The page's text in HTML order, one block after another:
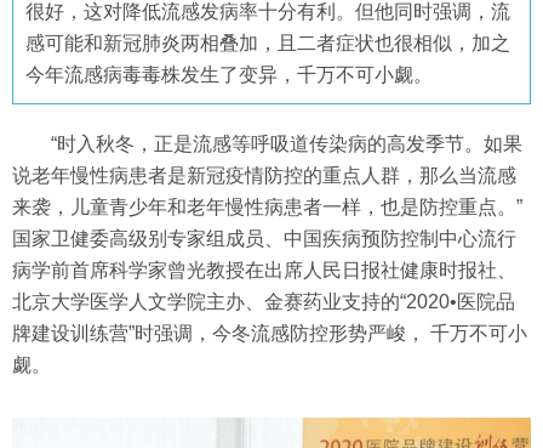
很好，这对降低流感发病率十分有利。但他同时强调，流
感可能和新冠肺炎两相叠加，且二者症状也很相似，加之
今年流感病毒毒株发生了变异，千万不可小觑。
“时入秋冬，正是流感等呼吸道传染病的高发季节。如果
说老年慢性病患者是新冠疫情防控的重点人群，那么当流感
来袭，儿童青少年和老年慢性病患者一样，也是防控重点。”
国家卫健委高级别专家组成员、中国疾病预防控制中心流行
病学前首席科学家曾光教授在出席人民日报社健康时报社、
北京大学医学人文学院主办、金赛药业支持的“2020•医院品
牌建设训练营”时强调，今冬流感防控形势严峻， 千万不可小
觑。